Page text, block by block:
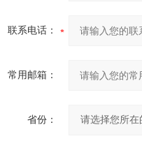
联系电话：
常用邮箱：
省份：